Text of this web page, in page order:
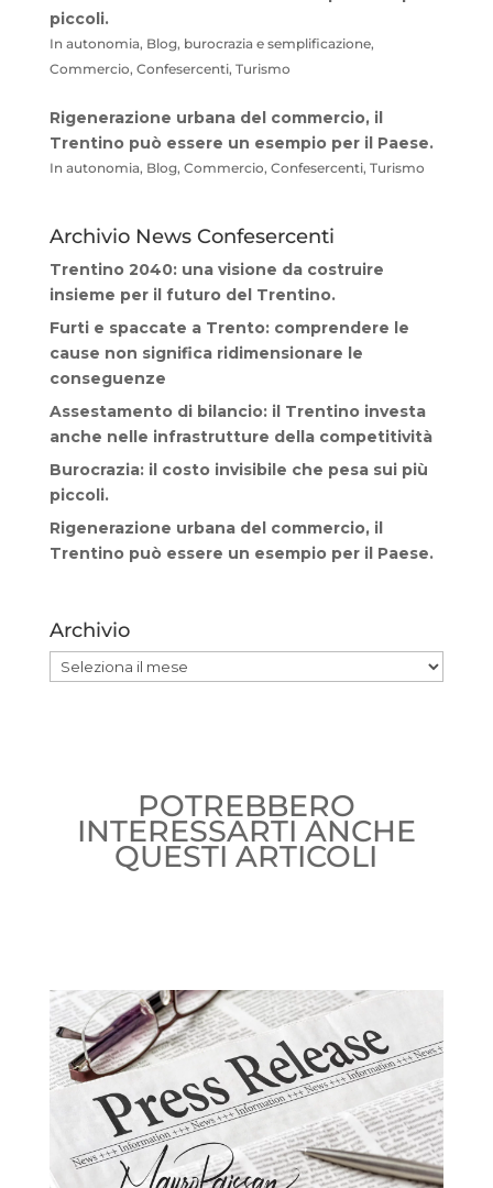
piccoli.
In autonomia, Blog, burocrazia e semplificazione,
Commercio, Confesercenti, Turismo
Rigenerazione urbana del commercio, il
Trentino può essere un esempio per il Paese.
In autonomia, Blog, Commercio, Confesercenti, Turismo
Archivio News Confesercenti
Trentino 2040: una visione da costruire
insieme per il futuro del Trentino.
Furti e spaccate a Trento: comprendere le
cause non significa ridimensionare le
conseguenze
Assestamento di bilancio: il Trentino investa
anche nelle infrastrutture della competitività
Burocrazia: il costo invisibile che pesa sui più
piccoli.
Rigenerazione urbana del commercio, il
Trentino può essere un esempio per il Paese.
Archivio
Archivio
POTREBBERO
INTERESSARTI ANCHE
QUESTI ARTICOLI